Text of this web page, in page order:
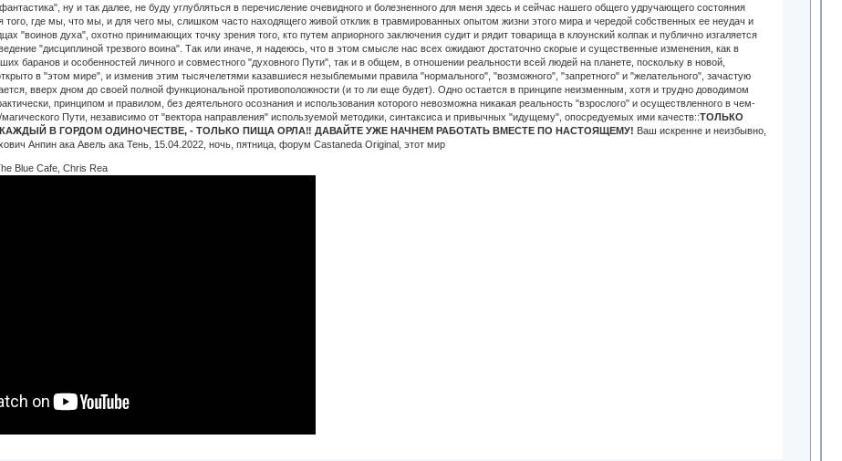
ТОЛЬКО
В ГОРДОМ ОДИНОЧЕСТВЕ, - ТОЛЬКО ПИЩА ОРЛА‼ ДАВАЙТЕ УЖЕ НАЧНЕМ РАБОТАТЬ ВМЕСТЕ ПО НАСТОЯЩЕМУ! Ваш искренне и неизбывно,
Анпин ака Авель ака Тень, 15.04.2022, ночь, пятница, форум Castaneda Original, этот мир
Blue Cafe, Chris Rea